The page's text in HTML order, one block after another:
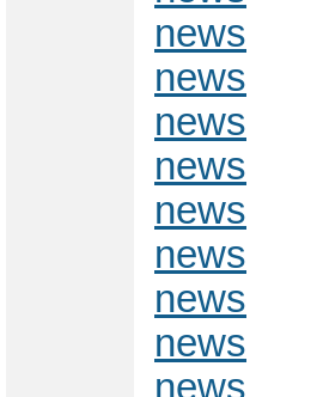
news
news
news
news
news
news
news
news
news